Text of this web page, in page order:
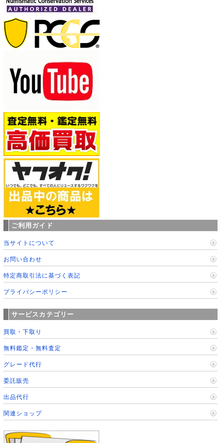
ご利用ガイド
当サイトについて
お問い合わせ
特定商取引法に基づく表記
プライバシーポリシー
サービスカテゴリー
買取・下取り
無料鑑定・無料査定
グレード代行
委託販売
出品代行
関連ショップ